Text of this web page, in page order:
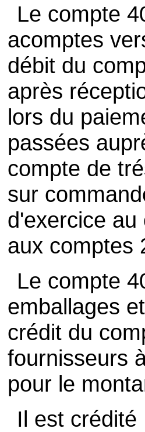
Le compte
acomptes
débit du
après
lors du
passées
compte de
sur
d'exercice
aux comptes
Le compte
emballages
crédit du
fournisseurs
pour le
Il est crédité